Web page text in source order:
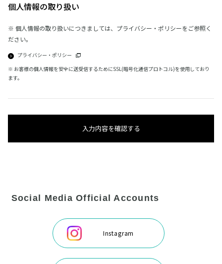
個人情報の取り扱い
※ 個人情報の取り扱いにつきましては、プライバシー・ポリシーをご参照く
ださい。
プライバシー・ポリシー
※ お客様の個人情報を安全に送受信するためにSSL(暗号化通信プロトコル)を使用しており
ます。
入力内容を確認する
Social Media Official Accounts
Instagram